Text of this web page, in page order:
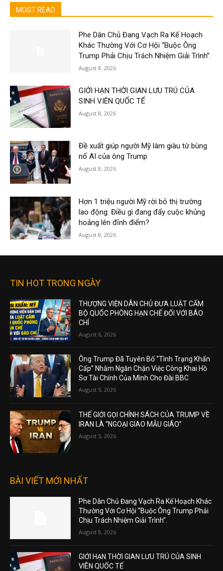
MOST READ
Phe Dân Chủ Đang Vạch Ra Kế Hoạch
Khác Thường Với Cơ Hội “Buộc Ông
Trump Phải Chịu Trách Nhiệm Giải Trình”.
August 8, 2026
GIỚI HẠN THỜI GIAN LƯU TRÚ CỦA
SINH VIÊN QUỐC TẾ
August 8, 2026
Đề xuất giúp người Mỹ làm giàu từ bùng
nổ AI của ông Trump
August 8, 2026
Hơn 1 triệu người Mỹ rời bỏ thị trường
lao động: Điều gì đang đẩy cuộc khủng
hoảng lên đỉnh điểm?
August 8, 2026
TIN HOT TRONG NGÀY
THƯỢNG VIỆN DÂN CHỦ ĐƯA LUẬT CẤM
BỘ QUỐC PHÒNG HẠN CHẾ ĐỐI VỚI BÁO
CHÍ
August 6, 2026
Ông Trump Đã Tuyên Bố “Tình Trạng Khẩn
Cấp” Nhằm Ngăn Chặn Việc Công Khai Hồ
Sơ Tài Chính Của Mình Cho Đài BBC
August 5, 2026
THẾ GIỚI GỌI CHÍNH SÁCH CỦA TRUMP VỀ
IRAN LÀ “NGOẠI GIAO MẪU GIÁO”
August 5, 2026
BÀI VIẾT MỚI NHẤT
Phe Dân Chủ Đang Vạch Ra Kế Hoạch Khác
Thường Với Cơ Hội “Buộc Ông Trump Phải
Chịu Trách Nhiệm Giải Trình”.
August 8, 2026
GIỚI HẠN THỜI GIAN LƯU TRÚ CỦA SINH
VIÊN QUỐC TẾ